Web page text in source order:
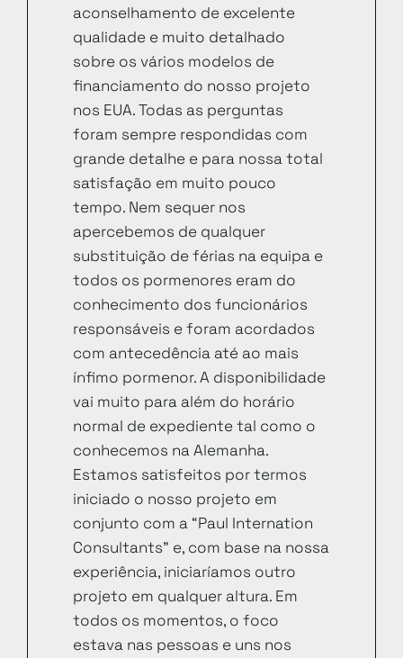
aconselhamento de excelente
qualidade e muito detalhado
sobre os vários modelos de
financiamento do nosso projeto
nos EUA. Todas as perguntas
foram sempre respondidas com
grande detalhe e para nossa total
satisfação em muito pouco
tempo. Nem sequer nos
apercebemos de qualquer
substituição de férias na equipa e
todos os pormenores eram do
conhecimento dos funcionários
responsáveis e foram acordados
com antecedência até ao mais
ínfimo pormenor. A disponibilidade
vai muito para além do horário
normal de expediente tal como o
conhecemos na Alemanha.
Estamos satisfeitos por termos
iniciado o nosso projeto em
conjunto com a “Paul Internation
Consultants” e, com base na nossa
experiência, iniciaríamos outro
projeto em qualquer altura. Em
todos os momentos, o foco
estava nas pessoas e uns nos